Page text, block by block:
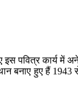
पवित्र कार्य में
बनाए हुए हैं